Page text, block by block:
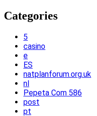
Categories
5
casino
e
ES
natplanforum.org.uk
nl
Pepeta Com 586
post
pt